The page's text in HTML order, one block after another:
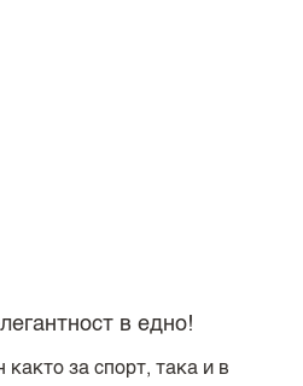
в едно!
за спорт, така и в